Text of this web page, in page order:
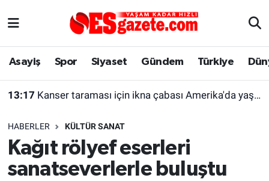
Asayiş Spor Siyaset Gündem Türkiye
13:17 Kanser taraması için ikna çabası Amerika'da yaşayan kadını şaşırttı
HABERLER KÜLTÜR SANAT
Kağıt rölyef eserleri
sanatseverlerle buluştu
Asayiş
Gündem
Türkiye
Yaşam
Eskişehirspor Arşivi
Eskişehir Arşivi
Eskişehir Nöbetçi Eczaneler
Süper Lig Puan Durumu ve Fikstür
Tüm Manşetler